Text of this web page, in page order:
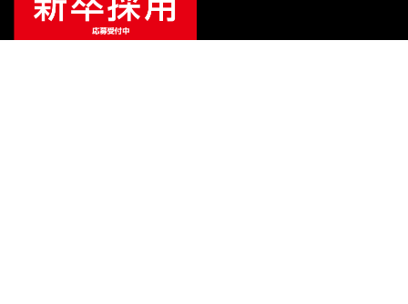
販売価格¥21,560（税込）